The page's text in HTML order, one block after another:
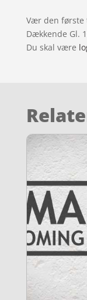
Vær den første
Dækkende Gl.
Du skal være